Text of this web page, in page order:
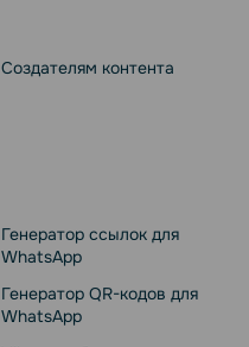
Создателям контента
Генератор ссылок для
WhatsApp
Генератор QR-кодов для
WhatsApp